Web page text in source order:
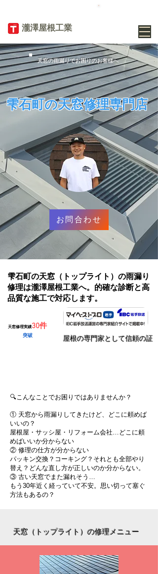
​瀧澤屋根工業
天窓の雨漏りでお困りのお客様へ
雫石町の天窓修理専門店
お問合わせ
雫石町の天窓（トップライト）の雨漏り
修理は瀧澤屋根工業へ。的確な診断と高
品質な施工で対応します。
天窓修理実績30件
突破 ​屋根の専門家として信頼の証
🔍こんなことでお困りではありませんか？
① 天窓から雨漏りしてきたけど、どこに頼めば
いいの？
屋根屋・サッシ屋・リフォーム会社…どこに頼
めばいいか分からない
② 修理の仕方が分からない
パッキン交換？コーキング？それとも全部やり
替え？どんな直し方が正しいのか分からない。
③ 古い天窓でまた漏れそう…
もう30年近く経っていて不安。思い切って塞ぐ
方法もあるの？
天窓（トップライト）の修理メニュー